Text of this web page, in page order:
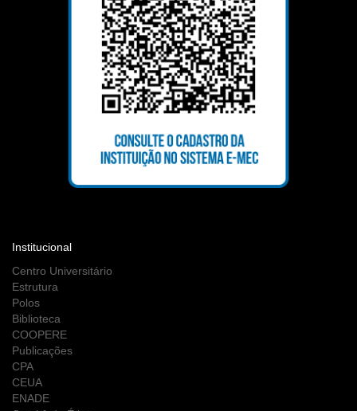
Institucional
Centro Universitário
Estrutura
Polos
Biblioteca
COOPERE
Publicações
CPA
CEUA
ENADE